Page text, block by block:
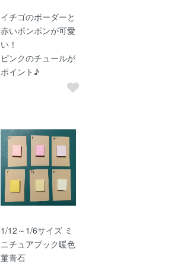
イチゴのボーダーと
赤いポンポンが可愛
い！
ピンクのチュールが
ポイント♪
1/12～1/6サイズ ミ
ニチュアブック暖色
菫青石